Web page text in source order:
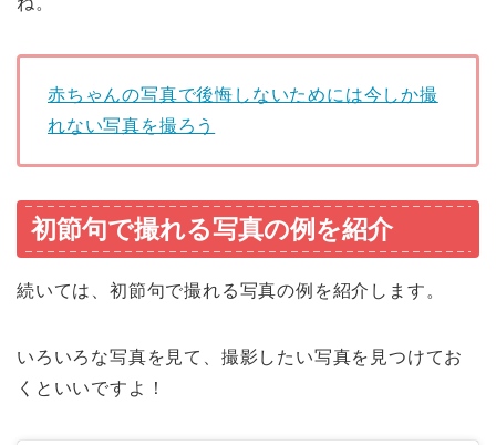
赤ちゃんの写真で後悔しないためには今しか撮
れない写真を撮ろう
初節句で撮れる写真の例を紹介
続いては、初節句で撮れる写真の例を紹介します。
いろいろな写真を見て、撮影したい写真を見つけてお
くといいですよ！